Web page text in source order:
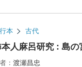
本 古代
人麻呂研究 : 島の
： 渡瀬昌忠